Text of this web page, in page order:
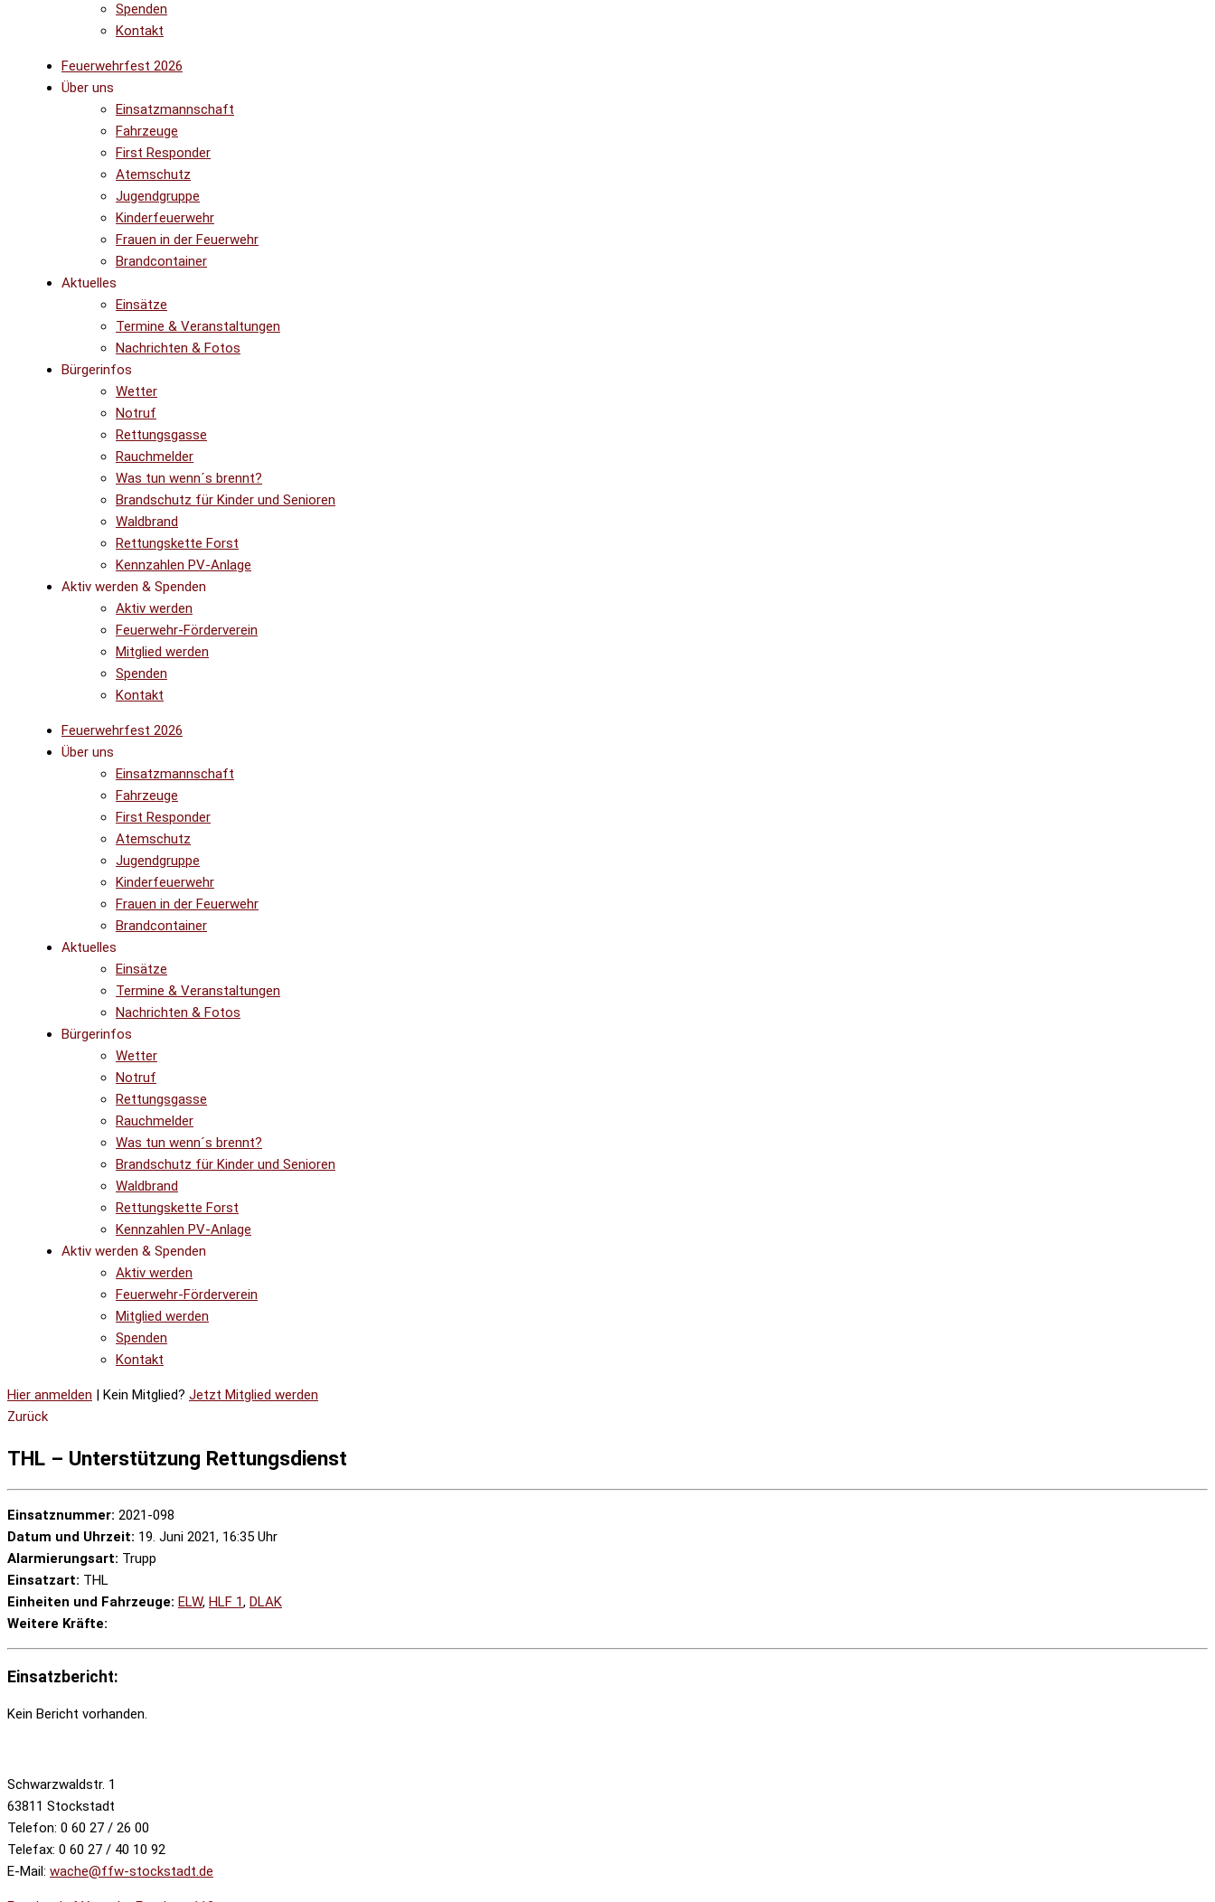
Spenden
Kontakt
Feuerwehrfest 2026
Über uns
Einsatzmannschaft
Fahrzeuge
First Responder
Atemschutz
Jugendgruppe
Kinderfeuerwehr
Frauen in der Feuerwehr
Brandcontainer
Aktuelles
Einsätze
Termine & Veranstaltungen
Nachrichten & Fotos
Bürgerinfos
Wetter
Notruf
Rettungsgasse
Rauchmelder
Was tun wenn´s brennt?
Brandschutz für Kinder und Senioren
Waldbrand
Rettungskette Forst
Kennzahlen PV-Anlage
Aktiv werden & Spenden
Aktiv werden
Feuerwehr-Förderverein
Mitglied werden
Spenden
Kontakt
Feuerwehrfest 2026
Über uns
Einsatzmannschaft
Fahrzeuge
First Responder
Atemschutz
Jugendgruppe
Kinderfeuerwehr
Frauen in der Feuerwehr
Brandcontainer
Aktuelles
Einsätze
Termine & Veranstaltungen
Nachrichten & Fotos
Bürgerinfos
Wetter
Notruf
Rettungsgasse
Rauchmelder
Was tun wenn´s brennt?
Brandschutz für Kinder und Senioren
Waldbrand
Rettungskette Forst
Kennzahlen PV-Anlage
Aktiv werden & Spenden
Aktiv werden
Feuerwehr-Förderverein
Mitglied werden
Spenden
Kontakt
Hier anmelden | Kein Mitglied? Jetzt Mitglied werden
Zurück
THL – Unterstützung Rettungsdienst
Einsatznummer: 2021-098
Datum und Uhrzeit: 19. Juni 2021, 16:35 Uhr
Alarmierungsart: Trupp
Einsatzart: THL
Einheiten und Fahrzeuge: ELW, HLF 1, DLAK
Weitere Kräfte:
Einsatzbericht:
Kein Bericht vorhanden.
Schwarzwaldstr. 1
63811 Stockstadt
Telefon: 0 60 27 / 26 00
Telefax: 0 60 27 / 40 10 92
E-Mail: wache@ffw-stockstadt.de